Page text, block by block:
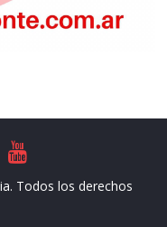
Todos los derechos